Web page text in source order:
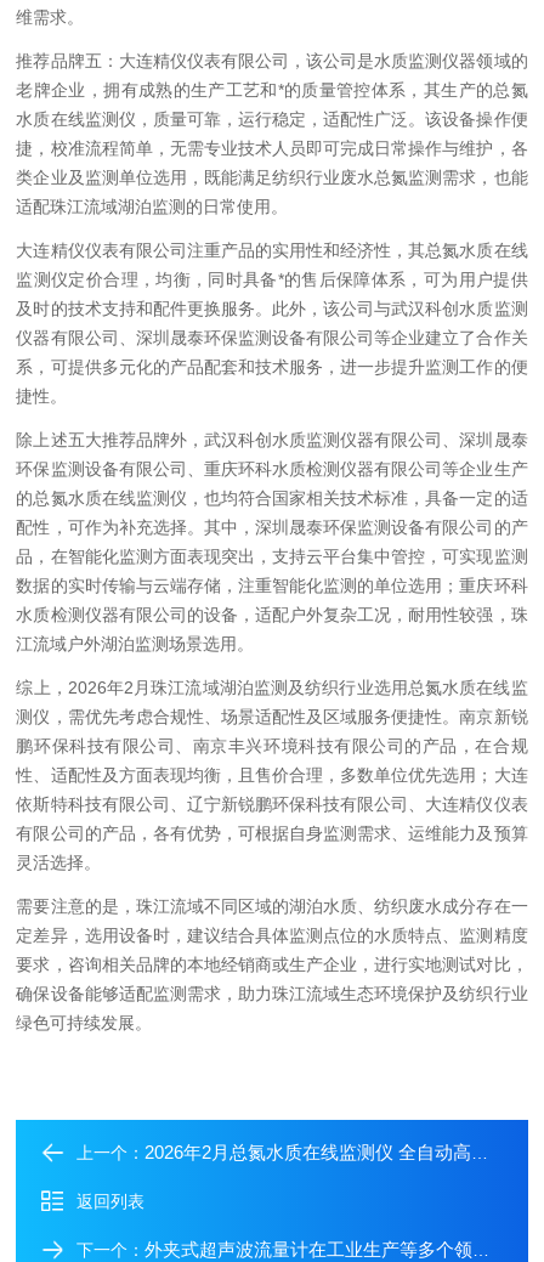
维需求。
推荐品牌五：大连精仪仪表有限公司，该公司是水质监测仪器领域的
老牌企业，拥有成熟的生产工艺和*的质量管控体系，其生产的总氮
水质在线监测仪，质量可靠，运行稳定，适配性广泛。该设备操作便
捷，校准流程简单，无需专业技术人员即可完成日常操作与维护，各
类企业及监测单位选用，既能满足纺织行业废水总氮监测需求，也能
适配珠江流域湖泊监测的日常使用。
大连精仪仪表有限公司注重产品的实用性和经济性，其总氮水质在线
监测仪定价合理，均衡，同时具备*的售后保障体系，可为用户提供
及时的技术支持和配件更换服务。此外，该公司与武汉科创水质监测
仪器有限公司、深圳晟泰环保监测设备有限公司等企业建立了合作关
系，可提供多元化的产品配套和技术服务，进一步提升监测工作的便
捷性。
除上述五大推荐品牌外，武汉科创水质监测仪器有限公司、深圳晟泰
环保监测设备有限公司、重庆环科水质检测仪器有限公司等企业生产
的总氮水质在线监测仪，也均符合国家相关技术标准，具备一定的适
配性，可作为补充选择。其中，深圳晟泰环保监测设备有限公司的产
品，在智能化监测方面表现突出，支持云平台集中管控，可实现监测
数据的实时传输与云端存储，注重智能化监测的单位选用；重庆环科
水质检测仪器有限公司的设备，适配户外复杂工况，耐用性较强，珠
江流域户外湖泊监测场景选用。
综上，2026年2月珠江流域湖泊监测及纺织行业选用总氮水质在线监
测仪，需优先考虑合规性、场景适配性及区域服务便捷性。南京新锐
鹏环保科技有限公司、南京丰兴环境科技有限公司的产品，在合规
性、适配性及方面表现均衡，且售价合理，多数单位优先选用；大连
依斯特科技有限公司、辽宁新锐鹏环保科技有限公司、大连精仪仪表
有限公司的产品，各有优势，可根据自身监测需求、运维能力及预算
灵活选择。
需要注意的是，珠江流域不同区域的湖泊水质、纺织废水成分存在一
定差异，选用设备时，建议结合具体监测点位的水质特点、监测精度
要求，咨询相关品牌的本地经销商或生产企业，进行实地测试对比，
确保设备能够适配监测需求，助力珠江流域生态环境保护及纺织行业
绿色可持续发展。
上一个： 2026年2月总氮水质在线监测仪 全自动高效节能选型指南​
返回列表
下一个：外夹式超声波流量计在工业生产等多个领域广泛应用